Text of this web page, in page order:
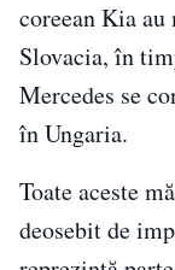
coreean Kia
Slovacia, în
Mercedes se
în Ungaria.
Toate aceste
deosebit de